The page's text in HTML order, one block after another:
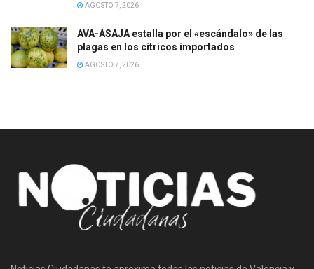
AGOSTO 7, 2026
AVA-ASAJA estalla por el «escándalo» de las
plagas en los cítricos importados
AGOSTO 7, 2026